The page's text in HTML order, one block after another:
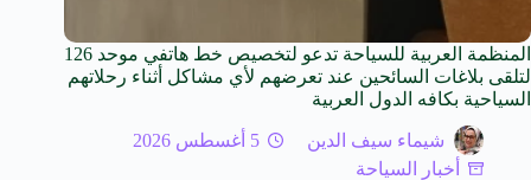
المنظمة العربية للسياحة تدعو لتخصيص خط هاتفي موحد 126
لتلقى بلاغات السائحين عند تعرضهم لأي مشاكل أثناء رحلاتهم
السياحية بكافه الدول العربية
شيماء سيف الدين
5 أغسطس 2026
أخبار السياحة